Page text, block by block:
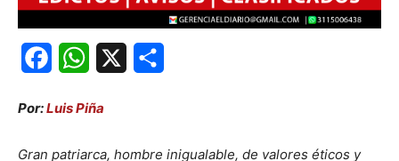
FacebookWhatsApp
Por:Luis Piña
Gran patriarca, hombre inigualable, de valores éticos y